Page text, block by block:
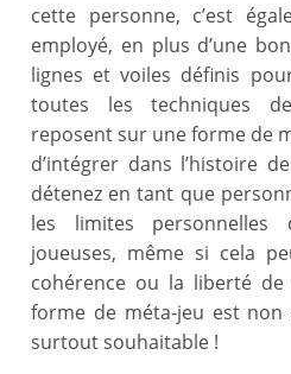
cette personne, c’est
employé, en plus d’une
lignes et voiles définis
toutes les techniques
reposent sur une forme de
d’intégrer dans l’histoire
détenez en tant que
les limites
joueuses, même si cela
cohérence ou la liberté
forme de méta-jeu est non
surtout souhaitable !